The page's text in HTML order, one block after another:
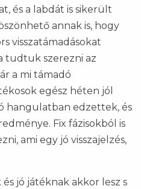
és a labdát is sikerült
annak is, hogy
visszatámadásokat
tudtuk szerezni az
a mi támadó
egész héten jól
hangulatban edzettek, és
Fix fázisokból is
ami egy jó visszajelzés,
jó játéknak akkor lesz s